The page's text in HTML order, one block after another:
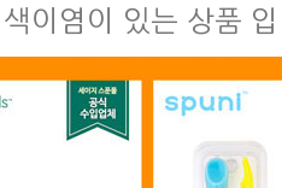
이염이 있는 상품